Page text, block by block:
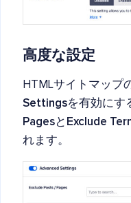
高度な設定
HTMLサイトマップ
Settingsを有効にす
Pagesと Exclude
れます。